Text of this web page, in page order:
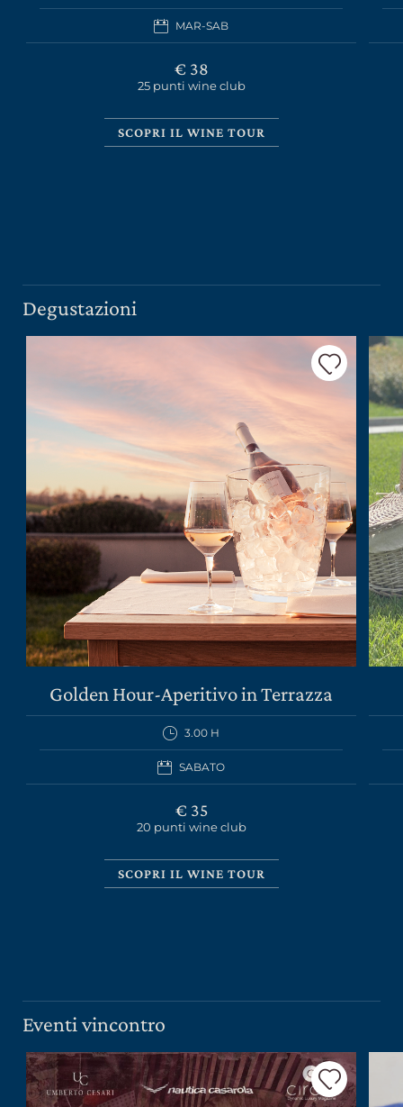
LA TENUTA
VINI
GIFT PACK
REGALISTICA AZIENDALE
NEWS
EVENTI BUSINESS
SCOPRI
IL NOSTRO SHOP
EXCLUSIVE
WINE CLUB
MAR-SAB
€ 38
25 punti wine club
SCOPRI IL WINE TOUR
Degustazioni
Golden Hour-Aperitivo in Terrazza
3.00 H
SABATO
€ 35
20 punti wine club
SCOPRI IL WINE TOUR
Eventi vincontro